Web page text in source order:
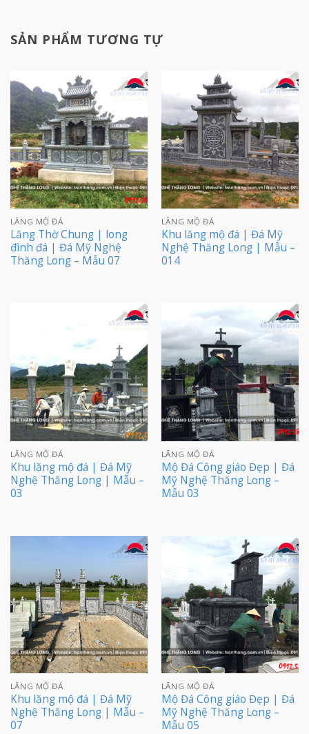
SẢN PHẨM TƯƠNG TỰ
LĂNG MỘ ĐÁ
Lăng Thờ Chung | long
đình đá | Đá Mỹ Nghệ
Thăng Long – Mẫu 07
LĂNG MỘ ĐÁ
Khu lăng mộ đá | Đá Mỹ
Nghệ Thăng Long | Mẫu –
014
LĂNG MỘ ĐÁ
Khu lăng mộ đá | Đá Mỹ
Nghệ Thăng Long | Mẫu –
03
LĂNG MỘ ĐÁ
Mộ Đá Công giáo Đẹp | Đá
Mỹ Nghệ Thăng Long –
Mẫu 03
LĂNG MỘ ĐÁ
Khu lăng mộ đá | Đá Mỹ
Nghệ Thăng Long | Mẫu –
07
LĂNG MỘ ĐÁ
Mộ Đá Công giáo Đẹp | Đá
Mỹ Nghệ Thăng Long –
Mẫu 05